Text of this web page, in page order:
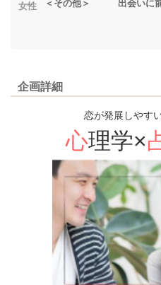
女性 ＜その他＞ 出会いに前
企画詳細
恋が発展しやす
心理学×